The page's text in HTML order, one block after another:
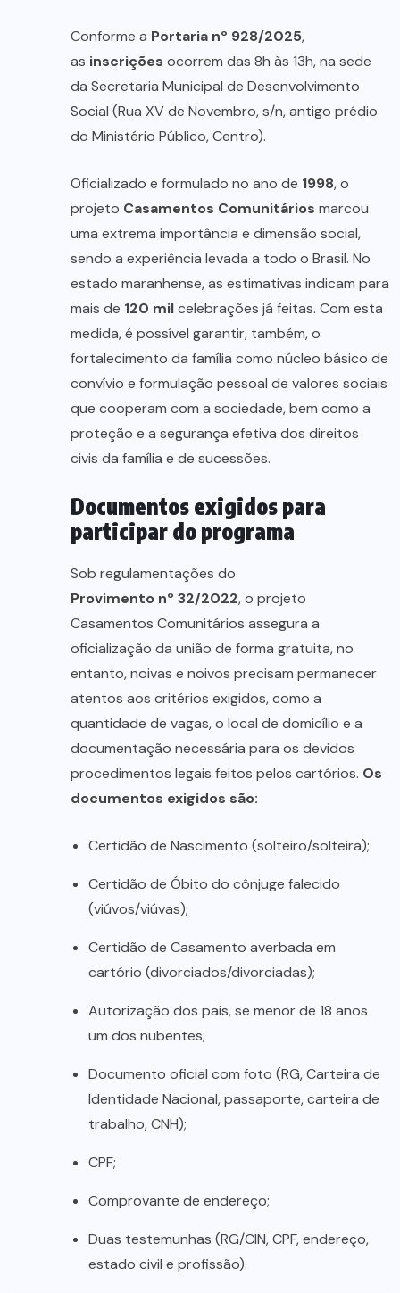
Conforme a Portaria nº 928/2025,
as inscrições ocorrem das 8h às 13h, na sede
da Secretaria Municipal de Desenvolvimento
Social (Rua XV de Novembro, s/n, antigo prédio
do Ministério Público, Centro).
Oficializado e formulado no ano de 1998, o
projeto Casamentos Comunitários marcou
uma extrema importância e dimensão social,
sendo a experiência levada a todo o Brasil. No
estado maranhense, as estimativas indicam para
mais de 120 milcelebrações já feitas. Com esta
medida, é possível garantir, também, o
fortalecimento da família como núcleo básico de
convívio e formulação pessoal de valores sociais
que cooperam com a sociedade, bem como a
proteção e a segurança efetiva dos direitos
civis da família e de sucessões.
Documentos exigidos para
participar do programa
Sob regulamentações do
Provimento nº 32/2022, o projeto
Casamentos Comunitários assegura a
oficialização da união de forma gratuita, no
entanto, noivas e noivos precisam permanecer
atentos aos critérios exigidos, como a
quantidade de vagas, o local de domicílio e a
documentação necessária para os devidos
procedimentos legais feitos pelos cartórios. Os
documentos exigidos são:
Certidão de Nascimento (solteiro/solteira);
Certidão de Óbito do cônjuge falecido
(viúvos/viúvas);
Certidão de Casamento averbada em
cartório (divorciados/divorciadas);
Autorização dos pais, se menor de 18 anos
um dos nubentes;
Documento oficial com foto (RG, Carteira de
Identidade Nacional, passaporte, carteira de
trabalho, CNH);
CPF;
Comprovante de endereço;
Duas testemunhas (RG/CIN, CPF, endereço,
estado civil e profissão).